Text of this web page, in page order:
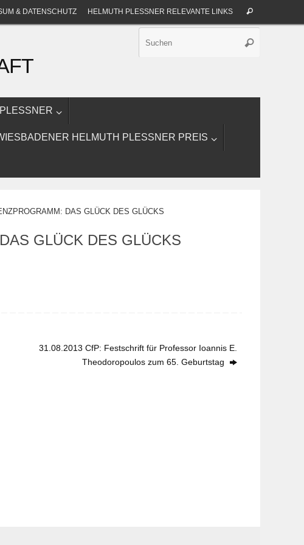
& DATENSCHUTZ HELMUTH PLESSNER RELEVANTE LINKS Suchen
Suchen
HELMUTH PLESSNER PREIS
DAS GLÜCK DES GLÜCKS
GLÜCK DES GLÜCKS
31.08.2013 CfP: Festschrift für Professor Ioannis E.
Theodoropoulos zum 65. Geburtstag